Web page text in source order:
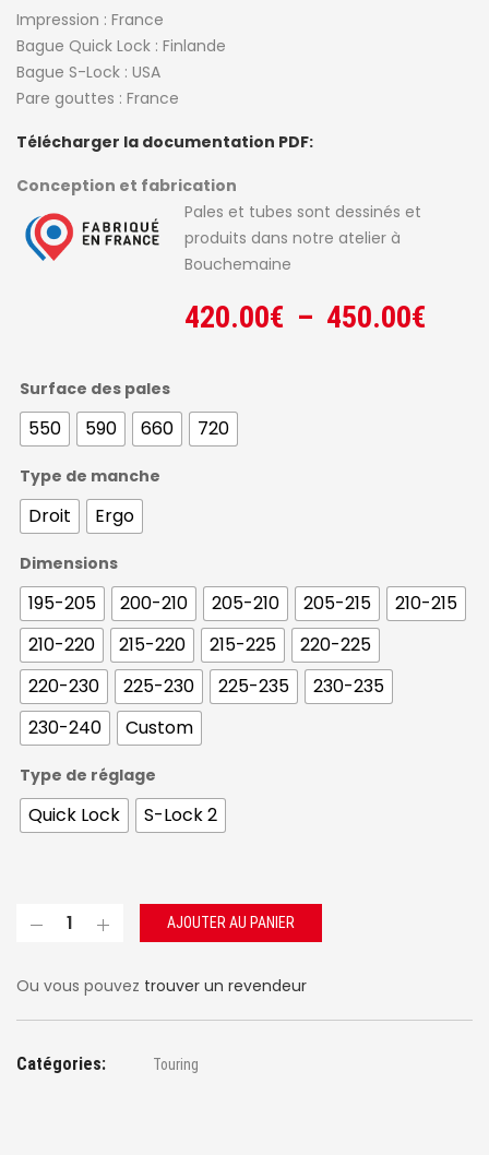
Impression : France
Bague Quick Lock : Finlande
Bague S-Lock : USA
Pare gouttes : France
Télécharger la documentation PDF:
Conception et fabrication
Pales et tubes sont dessinés et
produits dans notre atelier à
Bouchemaine
420.00€ – 450.00€
Surface des pales
550 590 660 720
Type de manche
Droit Ergo
Dimensions
195-205 200-210 205-210 205-215
210-215
210-220
215-220 215-225
220-225
220-230
225-230 225-235
230-235
230-240
Custom
Type de réglage
Quick Lock S-Lock 2
AJOUTER AU PANIER
Ou vous pouvez trouver un revendeur
Catégories: Touring